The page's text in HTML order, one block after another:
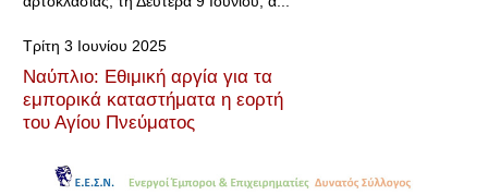
Τρίτη 3 Ιουνίου 2025
Ναύπλιο: Εθιμική αργία για τα
εμπορικά καταστήματα η εορτή
του Αγίου Πνεύματος